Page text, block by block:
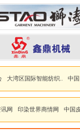
大湾区国际智能纺织.. 中
网 印染世界商情网 中国